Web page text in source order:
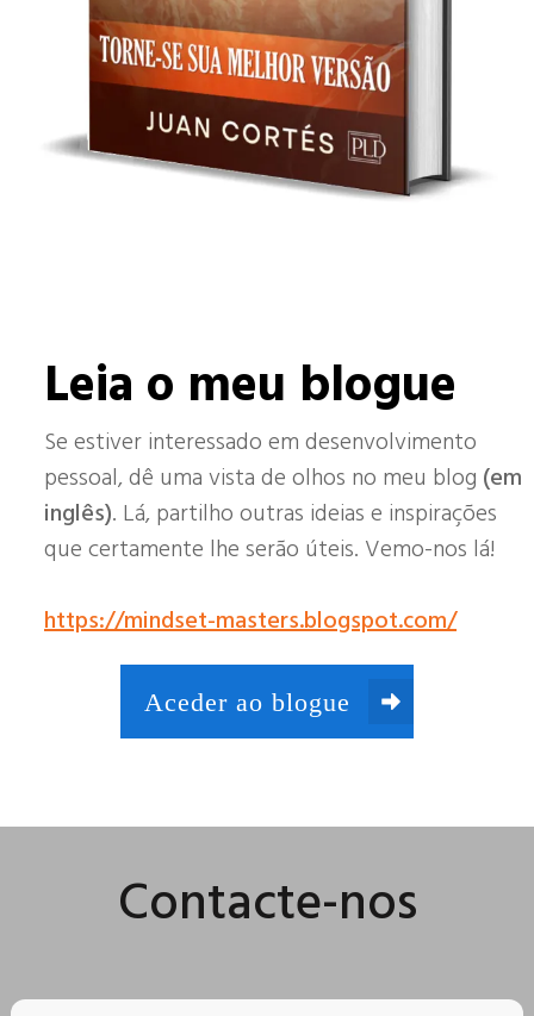
Leia o meu blogue
Se estiver interessado em desenvolvimento
pessoal, dê uma vista de olhos no meu blog (em
inglês). Lá, partilho outras ideias e inspirações
que certamente lhe serão úteis. Vemo-nos lá!
https://mindset-masters.blogspot.com/
Aceder ao blogue
Contacte-nos